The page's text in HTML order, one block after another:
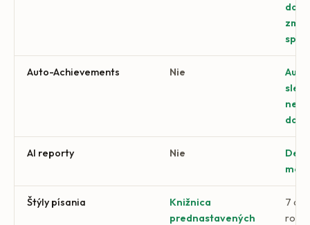
Auto-Achievements Nie
AI reporty Nie
Štýly písania
Knižnica
prednastavených
7